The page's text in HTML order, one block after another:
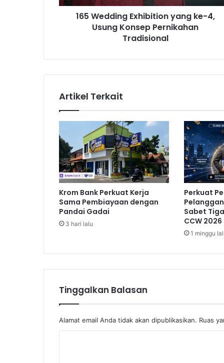
n
i
i
o
n
a
n
g
k
e
-
4
,
U
g
o
e
p
165 Wedding Exhibition yang ke-4,
Usung Konsep Pernikahan
Tradisional
Artikel Terkait
Krom Bank Perkuat Kerja
Sama Pembiayaan dengan
Pandai Gadai
3 hari lalu
Perkuat
Sabet
CCW 2026
1 minggu
Tinggalkan Balasan
Alamat email Anda tidak akan dipublikasikan. Ruas